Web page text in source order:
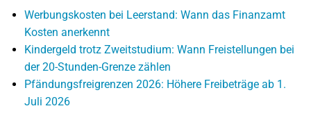
Werbungskosten bei Leerstand: Wann das Finanzamt
Kosten anerkennt
Kindergeld trotz Zweitstudium: Wann Freistellungen bei
der 20-Stunden-Grenze zählen
Pfändungsfreigrenzen 2026: Höhere Freibeträge ab 1.
Juli 2026